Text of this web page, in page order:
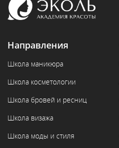
Направления
Школа маникюра
Школа косметологии
Школа бровей и ресниц
Школа визажа
Школа моды и стиля